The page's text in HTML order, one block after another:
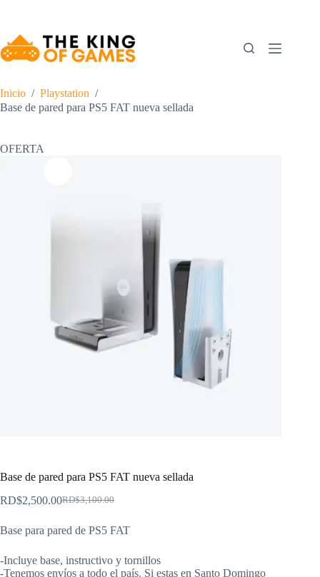
Inicio / Playstation /
Base de pared para PS5 FAT nueva sellada
OFERTA
Base de pared para PS5 FAT nueva sellada
RD$3,100.00
El
original
RD$3,100.00.
RD$2,500.00El
actual
RD$2,500.00.
Base para pared de PS5 FAT
-Incluye base, instructivo y tornillos
-Tenemos envíos a todo el país. Si estas en Santo Domingo